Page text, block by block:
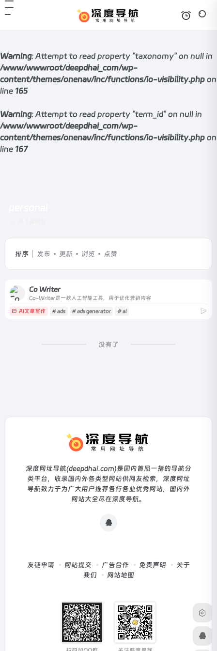
Warning: Attempt to read property "taxonomy" on null in
/www/wwwroot/deepdhai_com/wp-
content/themes/onenav/inc/functions/io-visibility.php on
line 165
Warning: Attempt to read property "term_id" on null in
/www/wwwroot/deepdhai_com/wp-
content/themes/onenav/inc/functions/io-visibility.php on
line 167
排序 发布 更新 浏览 点赞
Co Writer
Co-Writer是一款人工智能工具，用于优化营销内容
AI文章写作 # ads # ads generator # ai
没有了
深度网址导航(deepdhai.com)是国内首屈一指的导航分
类平台，收录国内外各类型网站供网友检索，深度网址
导航致力于为广大用户推荐各行各业优秀网站，国内外
网站大全尽在深度导航。
友链申请 网站提交 广告合作 免责声明
关于
我们
网站地图